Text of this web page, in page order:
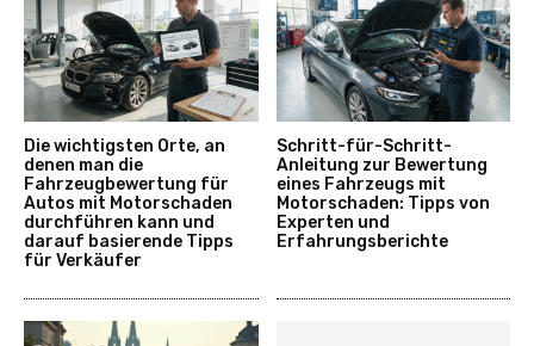
Die wichtigsten Orte, an
denen man die
Fahrzeugbewertung für
Autos mit Motorschaden
durchführen kann und
darauf basierende Tipps
für Verkäufer
Schritt-für-Schritt-
Anleitung zur Bewertung
eines Fahrzeugs mit
Motorschaden: Tipps von
Experten und
Erfahrungsberichte